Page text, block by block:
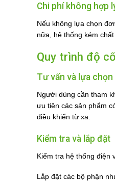
Chi phí không hợp
Nếu không lựa chọn
nữa, hệ thống kém
Quy trình độ
Tư vấn và lựa chọn
Người dùng cần tham
ưu tiên các sản phẩm
điều khiển từ xa.
Kiểm tra và lắp đặt
Kiểm tra hệ thống điện
Lắp đặt các bộ phận